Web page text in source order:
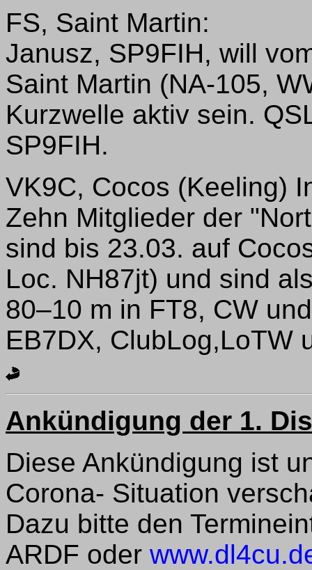
FS, Saint Martin:
Janusz, SP9FIH, will
Saint Martin (NA-105,
Kurzwelle aktiv sein.
SP9FIH.
VK9C, Cocos (Keeling)
Zehn Mitglieder der
sind bis 23.03. auf
Loc. NH87jt) und sind
80–10 m in FT8, CW
EB7DX, ClubLog,LoTW
Ankündigung der 1.
Diese Ankündigung ist
Corona- Situation
Dazu bitte den
ARDF oder